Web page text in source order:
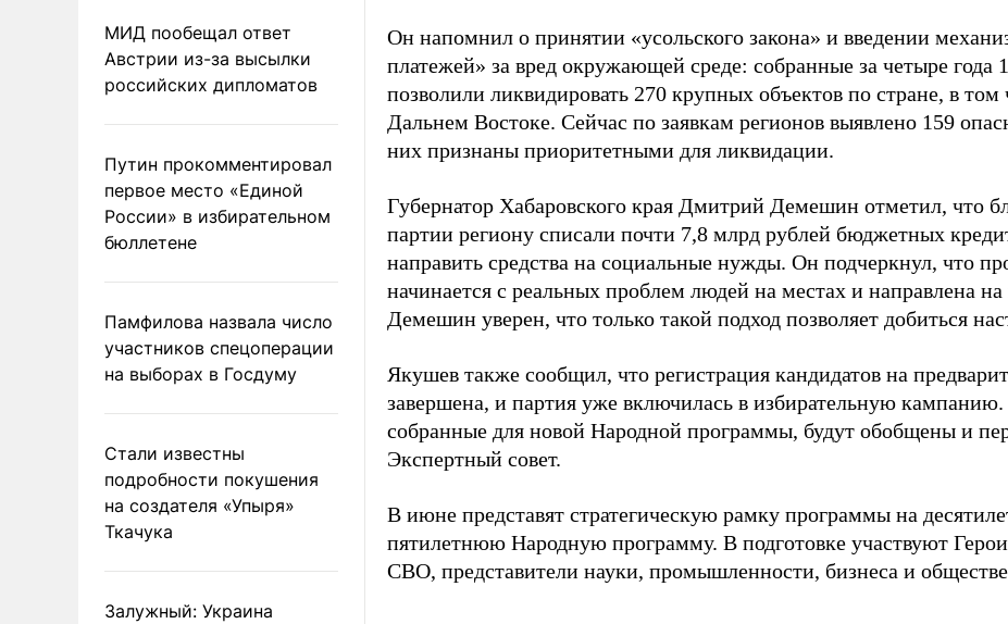
МИД пообещал ответ
Австрии из-за высылки
российских дипломатов
Путин прокомментировал
первое место «Единой
России» в избирательном
бюллетене
Памфилова назвала число
участников спецоперации
на выборах в Госдуму
Стали известны
подробности покушения
на создателя «Упыря»
Ткачука
Залужный: Украина
Он напомнил о принятии «усольского закона» и введении
платежей» за вред окружающей среде: собранные за четыре года
позволили ликвидировать 270 крупных объектов по стране, в том
Дальнем Востоке. Сейчас по заявкам регионов выявлено 159
них признаны приоритетными для ликвидации.
Губернатор Хабаровского края Дмитрий Демешин отметил, что
партии региону списали почти 7,8 млрд рублей бюджетных
направить средства на социальные нужды. Он подчеркнул, что
начинается с реальных проблем людей на местах и направлена
Демешин уверен, что только такой подход позволяет добиться
Якушев также сообщил, что регистрация кандидатов на
завершена, и партия уже включилась в избирательную
собранные для новой Народной программы, будут обобщены и
Экспертный совет.
В июне представят стратегическую рамку программы на
пятилетнюю Народную программу. В подготовке участвуют
СВО, представители науки, промышленности, бизнеса и